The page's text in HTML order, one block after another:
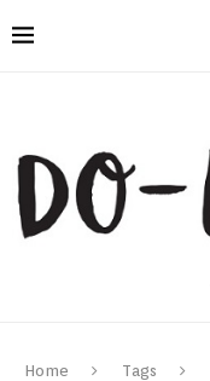
Home Tags